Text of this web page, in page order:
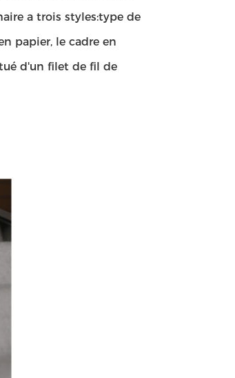
a trois styles:type de
papier, le cadre en
d'un filet de fil de